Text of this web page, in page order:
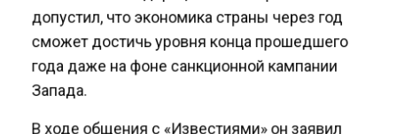
допустил, что экономика страны через год
сможет достичь уровня конца прошедшего
года даже на фоне санкционной кампании
Запада.
В ходе общения с «Известиями» он заявил